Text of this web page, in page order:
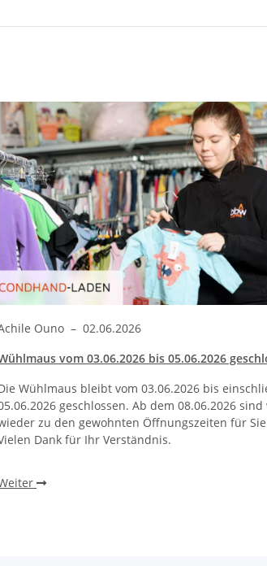
Ouno – 02.06.2026
vom 03.06.2026 bis 05.06.2026
Wühlmaus bleibt vom 03.06.2026 bis
geschlossen. Ab dem 08.06.2026
zu den gewohnten Öffnungszeiten für
Dank für Ihr Verständnis.